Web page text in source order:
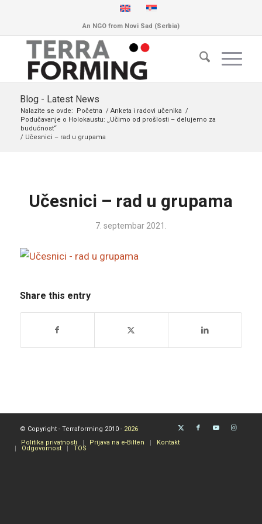
An NGO from Novi Sad (Serbia)
Blog - Latest News
Nalazite se ovde: Početna / Anketa i radovi učenika /
Podučavanje o Holokaustu: „Učimo od prošlosti – delujemo za
budućnost“
/ Učesnici – rad u grupama
Učesnici – rad u grupama
7. septembar 2021.
Share this entry
© Copyright - Terraforming 2010 - 2026
Politika privatnosti
Prijava na e-Bilten Kontakt
Odgovornost TOS